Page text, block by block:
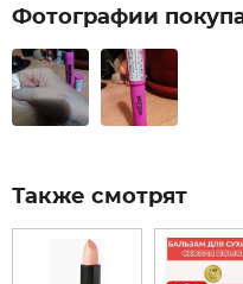
Фотографии
Также смотрят